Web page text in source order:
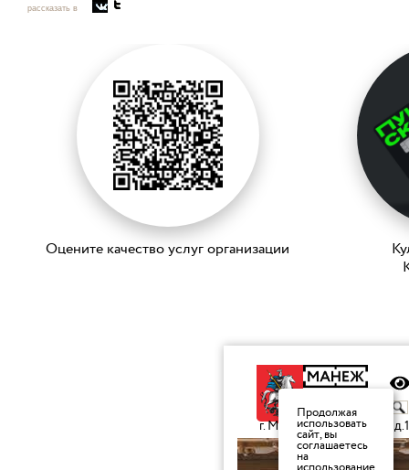
рассказать в
Оцените качество услуг организации